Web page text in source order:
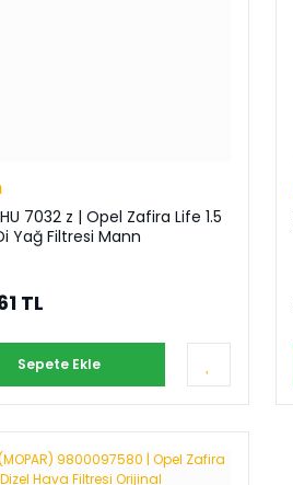
7032 z | Opel Zafira Life 1.5
Yağ Filtresi Mann
TL
Sepete Ekle